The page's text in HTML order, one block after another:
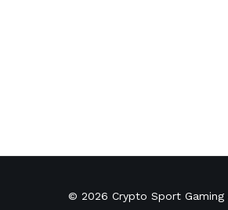
© 2026 Crypto Sport Gaming